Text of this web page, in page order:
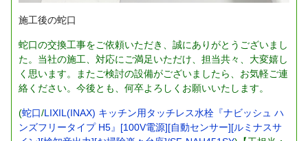
施工後の蛇口
蛇口の交換工事をご依頼いただき、誠にありがとうございまし
た。当社の施工、対応にご満足いただけ、担当共々、大変嬉し
く思います。またご検討の設備がございましたら、お気軽ご連
絡ください。今後とも、何卒よろしくお願いいたします。
(蛇口/LIXIL(INAX) キッチン用タッチレス水栓『ナビッシュ ハ
ンズフリータイプ H5』[100V電源][自動センサー][ルミナスサ